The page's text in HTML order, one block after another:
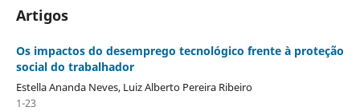
Artigos
Os impactos do desemprego tecnológico frente à proteção
social do trabalhador
Estella Ananda Neves, Luiz Alberto Pereira Ribeiro
1-23